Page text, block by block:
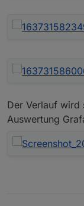
Der Verlauf wird
Auswertung